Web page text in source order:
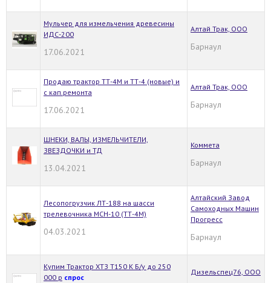
Мульчер для измельчения древесины
ИДС-200
17.06.2021
Алтай Трак, ООО
Барнаул
Продаю трактор ТТ-4М и ТТ-4 (новые) и
с кап.ремонта
17.06.2021
Алтай Трак, ООО
Барнаул
ШНЕКИ, ВАЛЫ, ИЗМЕЛЬЧИТЕЛИ,
ЗВЕЗДОЧКИ и ТД
13.04.2021
Коммета
Барнаул
Лесопогрузчик ЛТ-188 на шасси
трелевочника МСН-10 (ТТ-4М)
04.03.2021
Алтайский Завод
Самоходных Машин
Прогресс
Барнаул
Купим Трактор ХТЗ Т150 К Б/у до 250
000 р спрос
Дизельспец76, ООО